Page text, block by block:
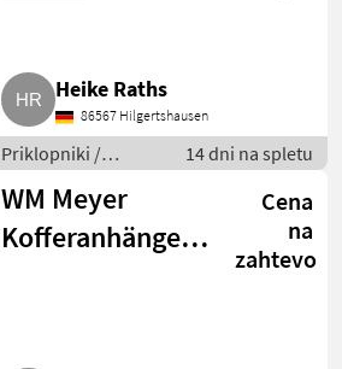
Heike Raths
86567 Hilgertshausen
Priklopniki /
Avtomobilski
priklopnik
14 dni na spletu
WM Meyer
Kofferanhänger
Cena
na
zahtevo